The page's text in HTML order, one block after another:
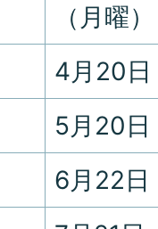
（月曜）
4月20日
5月20日
6月22日